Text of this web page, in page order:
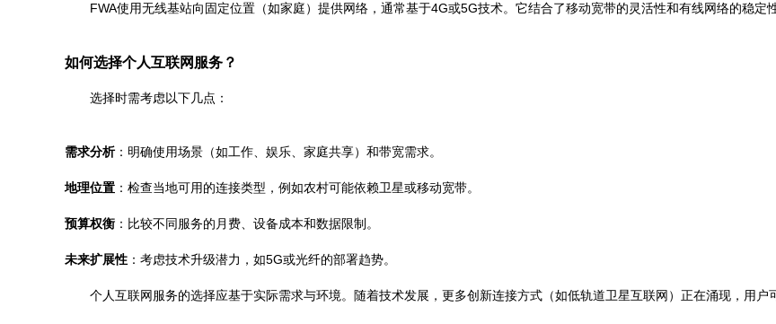
FWA使用无线基站向固定位置（如家庭）提供网络，通常基于4G或5G技术。它结合了移动宽带的灵活性和有线网络的稳定
如何选择个人互联网服务？
选择时需考虑以下几点：
需求分析：明确使用场景（如工作、娱乐、家庭共享）和带宽需求。
地理位置 ：检查当地可用的连接类型，例如农村可能依赖卫星或移动宽带。
预算权衡 ：比较不同服务的月费、设备成本和数据限制。
未来扩展性 ：考虑技术升级潜力，如5G或光纤的部署趋势。
个人互联网服务的选择应基于实际需求与环境。随着技术发展，更多创新连接方式（如低轨道卫星互联网）正在涌现，用